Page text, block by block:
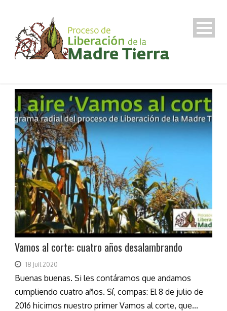
Vamos al corte: cuatro años desalambrando
18 Juil 2020
Buenas buenas. Si les contáramos que andamos
cumpliendo cuatro años. Sí, compas: El 8 de julio de
2016 hicimos nuestro primer Vamos al corte, que...